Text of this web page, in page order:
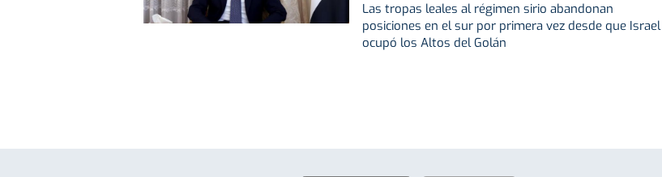
Las tropas leales al régimen sirio abandonan
posiciones en el sur por primera vez desde que Israel
ocupó los Altos del Golán